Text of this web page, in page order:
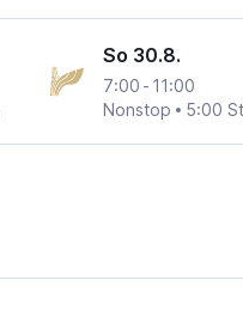
So 30.8.
7:00 - 11:00
Nonstop
5:00